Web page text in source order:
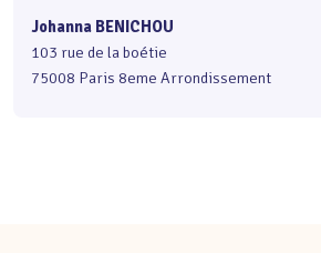
Johanna BENICHOU
103 rue de la boétie
75008 Paris 8eme Arrondissement